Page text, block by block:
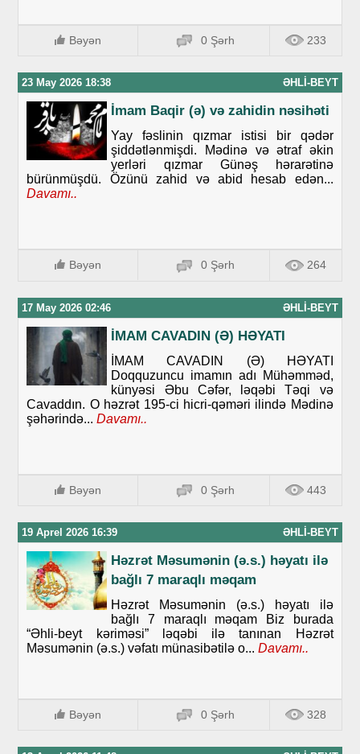
Bəyən 0 Şərh 233
23 May 2026 18:38 ƏHLI-BEYT
İmam Baqir (ə) və zahidin nəsihəti
Yay fəslinin qızmar istisi bir qədər
şiddətlənmişdi. Mədinə və ətraf əkin
yerləri qızmar Günəş hərarətinə
bürünmüşdü. Özünü zahid və abid hesab edən...
Davamı..
Bəyən 0 Şərh 264
17 May 2026 02:46 ƏHLI-BEYT
İMAM CAVADIN (Ə) HƏYATI
İMAM CAVADIN (Ə) HƏYATI
Doqquzuncu imamın adı Mühəmməd,
künyəsi Əbu Cəfər, ləqəbi Təqi və
Cavaddın. O həzrət 195-ci hicri-qəməri ilində Mədinə
şəhərində... Davamı..
Bəyən 0 Şərh 443
19 Aprel 2026 16:39 ƏHLI-BEYT
Həzrət Məsumənin (ə.s.) həyatı ilə
bağlı 7 maraqlı məqam
Həzrət Məsumənin (ə.s.) həyatı ilə
bağlı 7 maraqlı məqam Biz burada
“Əhli-beyt kəriməsi” ləqəbi ilə tanınan Həzrət
Məsumənin (ə.s.) vəfatı münasibətilə o... Davamı..
Bəyən 0 Şərh 328